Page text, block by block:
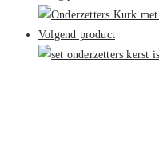
Volgend product